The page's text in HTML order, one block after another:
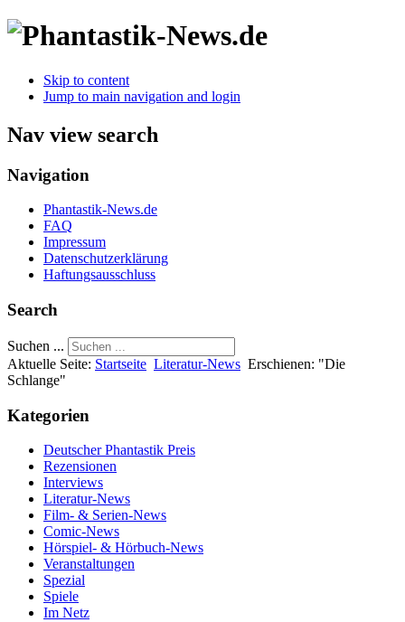
Skip to content
Jump to main navigation and login
Nav view search
Navigation
Phantastik-News.de
FAQ
Impressum
Datenschutzerklärung
Haftungsausschluss
Search
Suchen ...
Aktuelle Seite: Startseite Literatur-News Erschienen: "Die
Schlange"
Kategorien
Deutscher Phantastik Preis
Rezensionen
Interviews
Literatur-News
Film- & Serien-News
Comic-News
Hörspiel- & Hörbuch-News
Veranstaltungen
Spezial
Spiele
Im Netz